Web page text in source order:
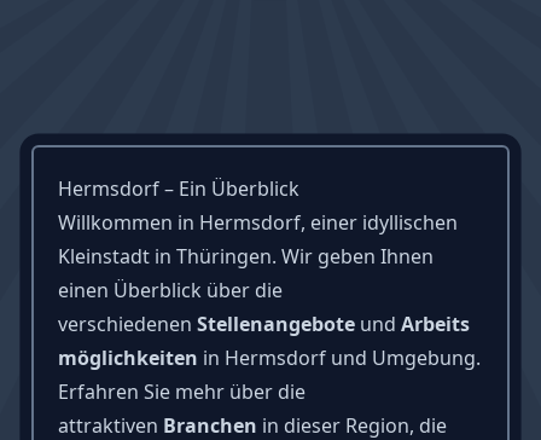
Hermsdorf – Ein Überblick
Willkommen in Hermsdorf, einer idyllischen
Kleinstadt in Thüringen. Wir geben Ihnen
einen Überblick über die
verschiedenen Stellenangeboteund Arbeits
möglichkeiten in Hermsdorf und Umgebung.
Erfahren Sie mehr über die
attraktiven Branchen in dieser Region, die